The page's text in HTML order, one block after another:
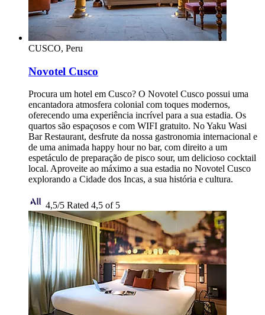
CUSCO, Peru
Novotel Cusco
Procura um hotel em Cusco? O Novotel Cusco possui uma
encantadora atmosfera colonial com toques modernos,
oferecendo uma experiência incrível para a sua estadia. Os
quartos são espaçosos e com WIFI gratuito. No Yaku Wasi
Bar Restaurant, desfrute da nossa gastronomia internacional e
de uma animada happy hour no bar, com direito a um
espetáculo de preparação de pisco sour, um delicioso cocktail
local. Aproveite ao máximo a sua estadia no Novotel Cusco
explorando a Cidade dos Incas, a sua história e cultura.
4,5/5 Rated 4,5 of 5